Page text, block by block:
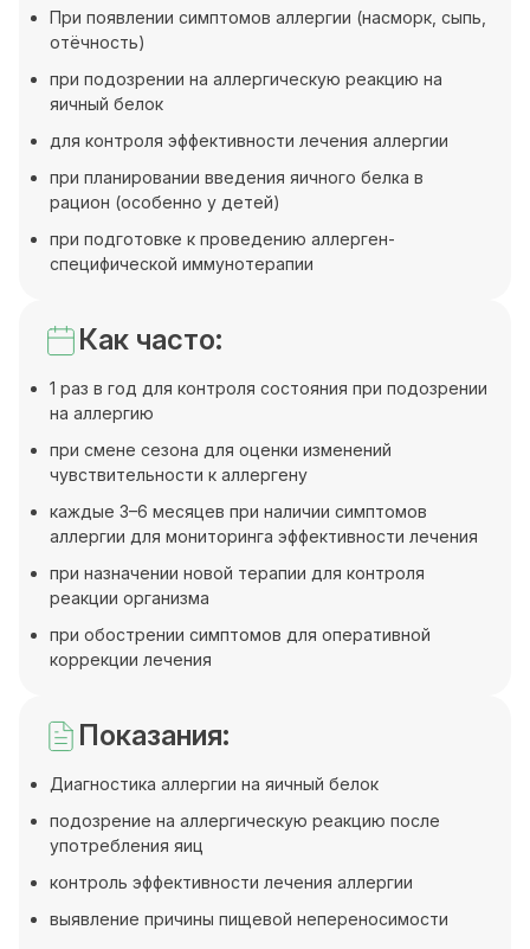
При появлении симптомов аллергии (насморк, сыпь,
отёчность)
при подозрении на аллергическую реакцию на
яичный белок
для контроля эффективности лечения аллергии
при планировании введения яичного белка в
рацион (особенно у детей)
при подготовке к проведению аллерген-
специфической иммунотерапии
Как часто:
1 раз в год для контроля состояния при подозрении
на аллергию
при смене сезона для оценки изменений
чувствительности к аллергену
каждые 3–6 месяцев при наличии симптомов
аллергии для мониторинга эффективности лечения
при назначении новой терапии для контроля
реакции организма
при обострении симптомов для оперативной
коррекции лечения
Показания:
Диагностика аллергии на яичный белок
подозрение на аллергическую реакцию после
употребления яиц
контроль эффективности лечения аллергии
выявление причины пищевой непереносимости